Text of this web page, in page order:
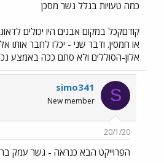
כמה טעויות בגלל גשר מסכן
קודםקכל במקום אבנים היו יכולים
או חמסין. ודבר שני - יכלו לחבר אותו
אלון-הסוללים ולא סתם ככה באמצע
S
simo341
New member
20/1/20
הפרוייקט הבא כנראה - גשר עמק